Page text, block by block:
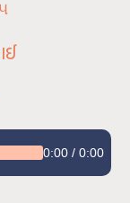
0:00/ 0:00